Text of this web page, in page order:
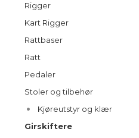
Rigger
Kart Rigger
Rattbaser
Ratt
Pedaler
Stoler og tilbehør
Kjøreutstyr og klær
Girskiftere